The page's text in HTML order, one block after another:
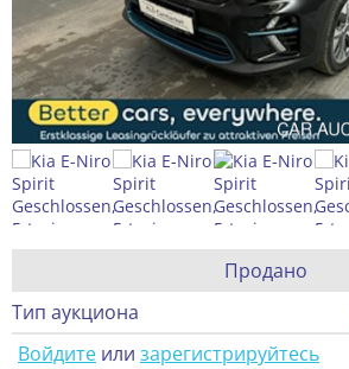
Продано
Тип аукциона
Войдите или зарегистрируйтесь